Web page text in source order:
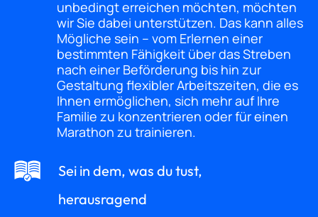
unbedingt erreichen möchten, möchten
wir Sie dabei unterstützen. Das kann alles
Mögliche sein – vom Erlernen einer
bestimmten Fähigkeit über das Streben
nach einer Beförderung bis hin zur
Gestaltung flexibler Arbeitszeiten, die es
Ihnen ermöglichen, sich mehr auf Ihre
Familie zu konzentrieren oder für einen
Marathon zu trainieren.
Sei in dem, was du tust,
herausragend